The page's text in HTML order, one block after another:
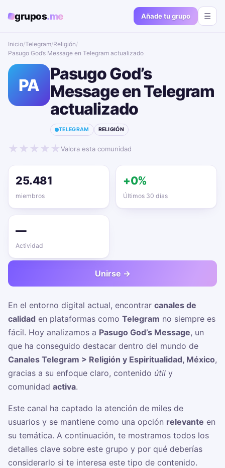
grupos.me Añade tu grupo ☰
Inicio/Telegram/Religión/
Pasugo God’s Message en Telegram actualizado📱🔥
PA
Pasugo God’s
Message en Telegram
actualizado📱🔥
TELEGRAM RELIGIÓN
★ ★ ★ ★ ★Valora esta comunidad
25.481
miembros
+0%
Últimos 30 días
—
Actividad
Unirse →
En el entorno digital actual, encontrar canales de
calidad en plataformas como Telegram no siempre es
fácil. Hoy analizamos a Pasugo God’s Message, un
que ha conseguido destacar dentro del mundo de
Canales Telegram > Religión y Espiritualidad, México,
gracias a su enfoque claro, contenido útil y
comunidad activa.
Este canal ha captado la atención de miles de
usuarios y se mantiene como una opción relevante en
su temática. A continuación, te mostramos todos los
detalles clave sobre este grupo y por qué deberías
considerarlo si te interesa este tipo de contenido.